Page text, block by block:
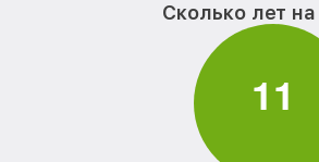
Сколько лет
11